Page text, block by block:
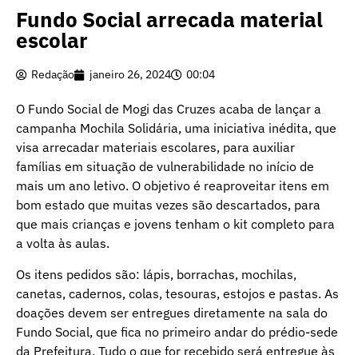
Fundo Social arrecada material
escolar
Redação janeiro 26, 2024 00:04
O Fundo Social de Mogi das Cruzes acaba de lançar a
campanha Mochila Solidária, uma iniciativa inédita, que
visa arrecadar materiais escolares, para auxiliar
famílias em situação de vulnerabilidade no início de
mais um ano letivo. O objetivo é reaproveitar itens em
bom estado que muitas vezes são descartados, para
que mais crianças e jovens tenham o kit completo para
a volta às aulas.
Os itens pedidos são: lápis, borrachas, mochilas,
canetas, cadernos, colas, tesouras, estojos e pastas. As
doações devem ser entregues diretamente na sala do
Fundo Social, que fica no primeiro andar do prédio-sede
da Prefeitura. Tudo o que for recebido será entregue às